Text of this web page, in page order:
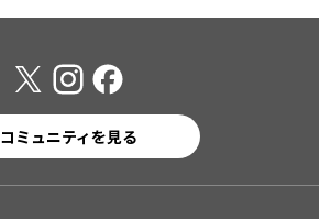
コミュニティを見る